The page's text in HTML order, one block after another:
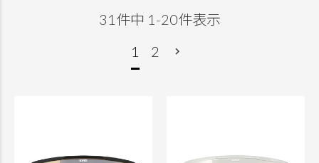
31 件中 1 -20件表示
1
2